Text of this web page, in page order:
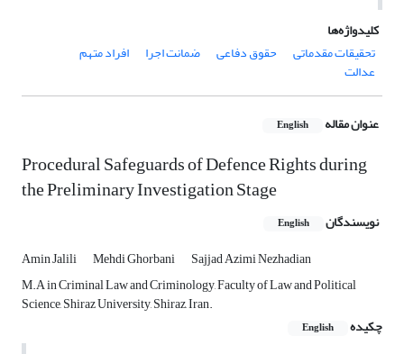
کلیدواژه‌ها
تحقیقات مقدماتی
حقوق دفاعی ضمانت اجرا افراد متهم
عدالت
عنوان مقاله English
Procedural Safeguards of Defence Rights during
the Preliminary Investigation Stage
نویسندگان English
Amin Jalili Mehdi Ghorbani
Sajjad Azimi Nezhadian
M.A in Criminal Law and Criminology, Faculty of Law and Political
Science, Shiraz University, Shiraz, Iran.
چکیده
English